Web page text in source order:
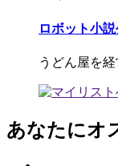
ロボット小
うどん屋を
あなたにオ